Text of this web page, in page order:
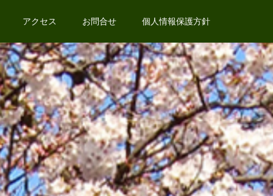
アクセス お問合せ 個人情報保護方針